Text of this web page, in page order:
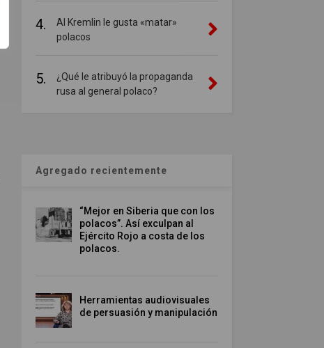
4.
Al Kremlin le gusta «matar»
polacos
5.
¿Qué le atribuyó la propaganda
rusa al general polaco?
Agregado recientemente
“Mejor en Siberia que con los
polacos”. Así exculpan al
Ejército Rojo a costa de los
polacos.
Herramientas audiovisuales
de persuasión y manipulación